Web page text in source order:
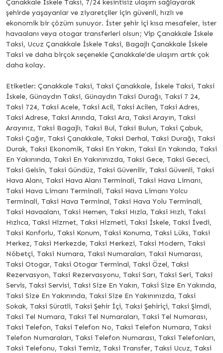
Çanakkale İskele Taksi, 7/24 kesintisiz ulaşım sağlayarak
şehirde yaşayanlar ve ziyaretçiler için güvenli, hızlı ve
ekonomik bir çözüm sunuyor. İster şehir içi kısa mesafeler, ister
havaalanı veya otogar transferleri olsun; Vip Çanakkale İskele
Taksi, Ucuz Çanakkale İskele Taksi, Bagajlı Çanakkale İskele
Taksi ve daha birçok seçenekle Çanakkale’de ulaşım artık çok
daha kolay.
Etiketler: Çanakkale Taksi, Taksi Çanakkale, İskele Taksi, Taksi
İskele, Günaydın Taksi, Günaydın Taksi Durağı, Taksi 7 24,
Taksi 724, Taksi Acele, Taksi Acil, Taksi Acilen, Taksi Adres,
Taksi Adrese, Taksi Anında, Taksi Ara, Taksi Arayın, Taksi
Arayınız, Taksi Bagajlı, Taksi Bul, Taksi Bulun, Taksi Çabuk,
Taksi Çağır, Taksi Çanakkale, Taksi Derhal, Taksi Durağı, Taksi
Durak, Taksi Ekonomik, Taksi En Yakın, Taksi En Yakında, Taksi
En Yakınında, Taksi En Yakınınızda, Taksi Gece, Taksi Gececi,
Taksi Gelsin, Taksi Gündüz, Taksi Güvenilir, Taksi Güvenli, Taksi
Hava Alanı, Taksi Hava Alanı Terminali, Taksi Hava Limanı,
Taksi Hava Limanı Terminali, Taksi Hava Limanı Yolcu
Terminali, Taksi Hava Terminal, Taksi Hava Yolu Terminali,
Taksi Havaalanı, Taksi Hemen, Taksi Hızla, Taksi Hızlı, Taksi
Hızlıca, Taksi Hizmet, Taksi Hizmeti, Taksi İskele, Taksi İvedi,
Taksi Konforlu, Taksi Konum, Taksi Konuma, Taksi Lüks, Taksi
Merkez, Taksi Merkezde, Taksi Merkezi, Taksi Modern, Taksi
Nöbetçi, Taksi Numara, Taksi Numaraları, Taksi Numarası,
Taksi Otogar, Taksi Otogar Terminal, Taksi Özel, Taksi
Rezervasyon, Taksi Rezervasyonu, Taksi Sarı, Taksi Seri, Taksi
Servis, Taksi Servisi, Taksi Size En Yakın, Taksi Size En Yakında,
Taksi Size En Yakınında, Taksi Size En Yakınınızda, Taksi
Sokak, Taksi Süratli, Taksi Şehir İçi, Taksi Şehiriçi, Taksi Şimdi,
Taksi Tel Numara, Taksi Tel Numaraları, Taksi Tel Numarası,
Taksi Telefon, Taksi Telefon No, Taksi Telefon Numara, Taksi
Telefon Numaraları, Taksi Telefon Numarası, Taksi Telefonları,
Taksi Telefonu, Taksi Temiz, Taksi Transfer, Taksi Ucuz, Taksi